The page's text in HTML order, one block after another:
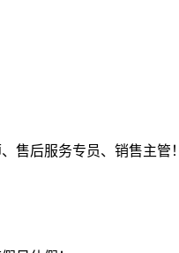
售后服务专员、销售主管！